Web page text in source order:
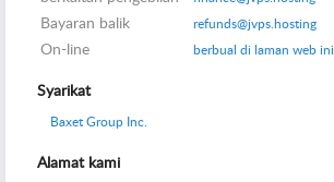
Bayaran balik refunds@jvps.hosting
On-line berbual di laman web ini
Syarikat
Baxet Group Inc.
Alamat kami